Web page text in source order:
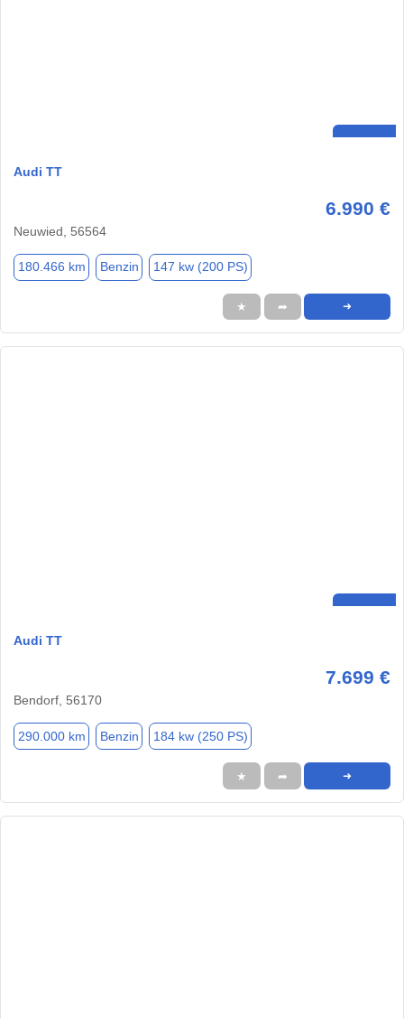
Audi TT
6.990 €
Neuwied, 56564
180.466 km Benzin 147 kw (200 PS)
★ ➦ ➜
Audi TT
7.699 €
Bendorf, 56170
290.000 km Benzin 184 kw (250 PS)
★ ➦ ➜